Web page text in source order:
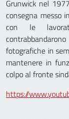
Grunwick nel
consegna messo
con le
fotografiche in
mantenere in
colpo al fronte
https://